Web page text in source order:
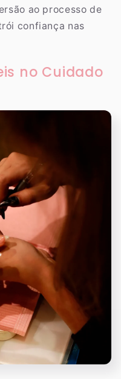
ao processo de
confiança nas
no Cuidado